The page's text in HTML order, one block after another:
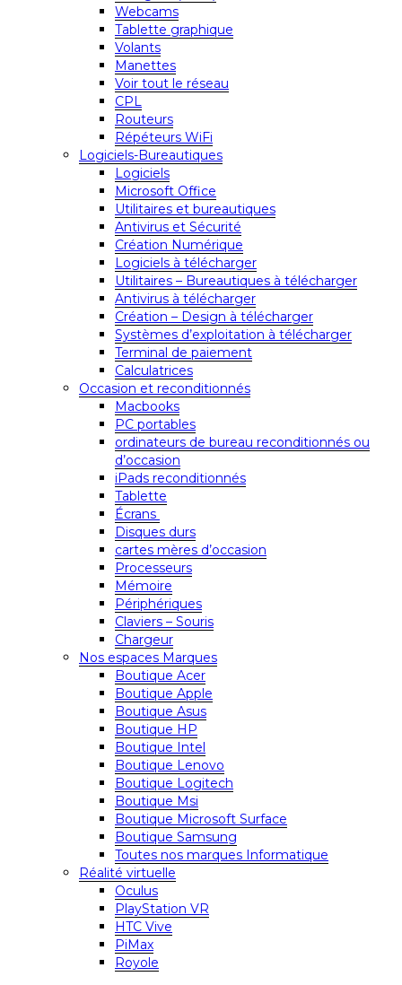
Webcams
Tablette graphique
Volants
Manettes
Voir tout le réseau
CPL
Routeurs
Répéteurs WiFi
Logiciels-Bureautiques
Logiciels
Microsoft Office
Utilitaires et bureautiques
Antivirus et Sécurité
Création Numérique
Logiciels à télécharger
Utilitaires – Bureautiques à télécharger
Antivirus à télécharger
Création – Design à télécharger
Systèmes d’exploitation à télécharger
Terminal de paiement
Calculatrices
Occasion et reconditionnés
Macbooks
PC portables
ordinateurs de bureau reconditionnés ou
d’occasion
iPads reconditionnés
Tablette
Écrans
Disques durs
cartes mères d’occasion
Processeurs
Mémoire
Périphériques
Claviers – Souris
Chargeur
Nos espaces Marques
Boutique Acer
Boutique Apple
Boutique Asus
Boutique HP
Boutique Intel
Boutique Lenovo
Boutique Logitech
Boutique Msi
Boutique Microsoft Surface
Boutique Samsung
Toutes nos marques Informatique
Réalité virtuelle
Oculus
PlayStation VR
HTC Vive
PiMax
Royole